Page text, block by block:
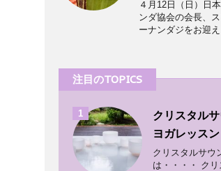
４月12日（日）日
ンダ協会の会長、
ーナンダジをお迎え
注目のTOPICS
1
クリスタル
ヨガレッスン
クリスタルサウ
は・・・・ ク